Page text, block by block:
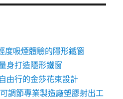
度吸煙體驗的隱形鐵窗
身打造隱形鐵窗
由行的金莎花束設計
調節專業製造廠塑膠射出工